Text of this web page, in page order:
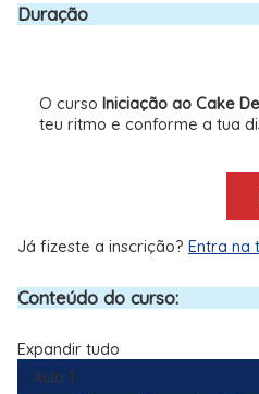
Duração
O curso Iniciação ao Cake
teu ritmo e conforme a tua
Já fizeste a inscrição? Entra na
Conteúdo do curso:
Expandir tudo
Aula 1